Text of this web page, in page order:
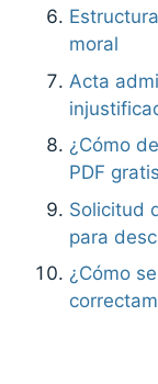
moral
Acta
¿Cómo
PDF
Solicitud
para
¿Cómo